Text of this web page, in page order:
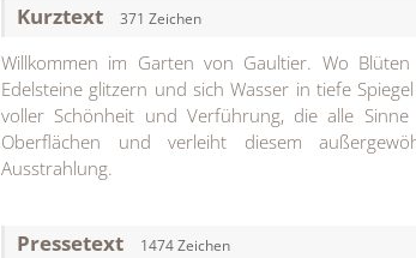
Kurztext 371 Zeichen
Willkommen im Garten von Gaultier. Wo
Edelsteine glitzern und sich Wasser in tiefe
voller Schönheit und Verführung, die alle
Oberflächen und verleiht diesem
Ausstrahlung.
Pressetext 1474 Zeichen